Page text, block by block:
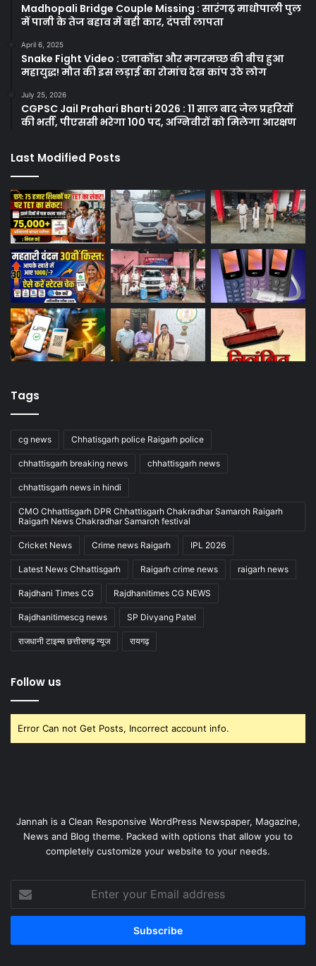
Madhopali Bridge Couple Missing : सारंगढ़ माधोपाली पुल
में पानी के तेज बहाव में बही कार, दंपत्ती लापता
April 6, 2025
Snake Fight Video : एनाकोंडा और मगरमच्छ की बीच हुआ
महायुद्ध! मौत की इस लड़ाई का रोमांच देख कांप उठे लोग
July 25, 2026
CGPSC Jail Prahari Bharti 2026 : 11 साल बाद जेल प्रहरियों
की भर्ती, पीएससी भरेगा 100 पद, अग्निवीरों को मिलेगा आरक्षण
Last Modified Posts
Tags
cg news Chhatisgarh police Raigarh police
chhattisgarh breaking news chhattisgarh news
chhattisgarh news in hindi
CMO Chhattisgarh DPR Chhattisgarh Chakradhar Samaroh Raigarh
Raigarh News Chakradhar Samaroh festival
Cricket News Crime news Raigarh IPL 2026
Latest News Chhattisgarh Raigarh crime news raigarh news
Rajdhani Times CG Rajdhanitimes CG NEWS
Rajdhanitimescg news SP Divyang Patel
राजधानी टाइम्स छत्तीसगढ़ न्यूज रायगढ़
Follow us
Error Can not Get Posts, Incorrect account info.
Jannah is a Clean Responsive WordPress Newspaper, Magazine,
News and Blog theme. Packed with options that allow you to
completely customize your website to your needs.
your
Email